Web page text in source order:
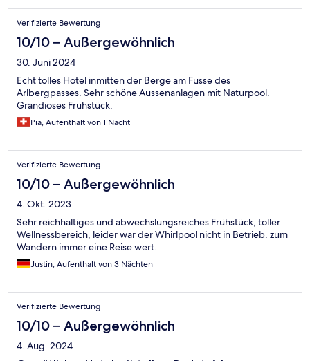
Verifizierte Bewertung
10/10 – Außergewöhnlich
30. Juni 2024
Echt tolles Hotel inmitten der Berge am Fusse des
Arlbergpasses. Sehr schöne Aussenanlagen mit Naturpool.
Grandioses Frühstück.
Pia, Aufenthalt von 1 Nacht
Verifizierte Bewertung
10/10 – Außergewöhnlich
4. Okt. 2023
Sehr reichhaltiges und abwechslungsreiches Frühstück, toller
Wellnessbereich, leider war der Whirlpool nicht in Betrieb. zum
Wandern immer eine Reise wert.
Justin, Aufenthalt von 3 Nächten
Verifizierte Bewertung
10/10 – Außergewöhnlich
4. Aug. 2024